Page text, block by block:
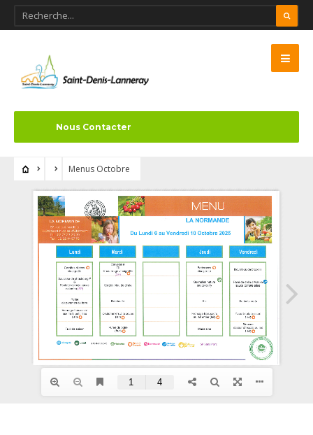
Nous Contacter
Menus Octobre